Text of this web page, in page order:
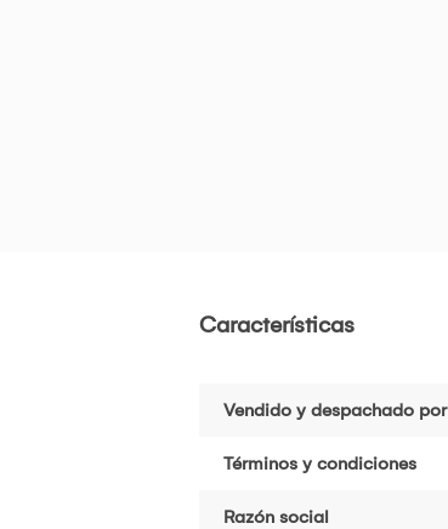
Características
Vendido y despachado por
Términos y condiciones
Razón social